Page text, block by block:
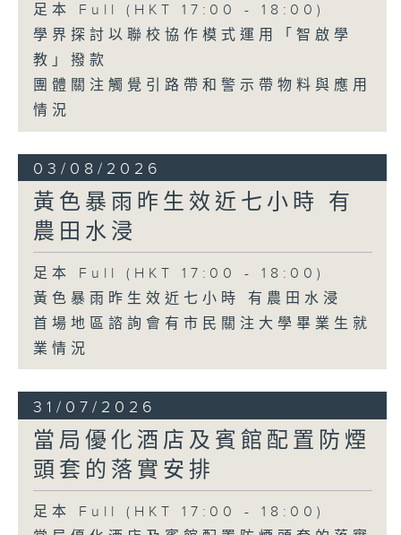
足本 Full (HKT 17:00 - 18:00)
學界探討以聯校協作模式運用「智啟學
教」撥款
團體關注觸覺引路帶和警示帶物料與應用
情況
03/08/2026
黃色暴雨昨生效近七小時 有
農田水浸
足本 Full (HKT 17:00 - 18:00)
黃色暴雨昨生效近七小時 有農田水浸
首場地區諮詢會有市民關注大學畢業生就
業情況
31/07/2026
當局優化酒店及賓館配置防煙
頭套的落實安排
足本 Full (HKT 17:00 - 18:00)